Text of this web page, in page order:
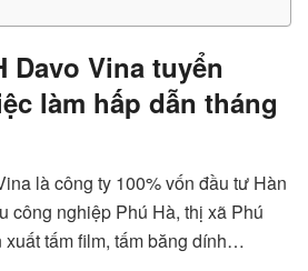
Davo Vina tuyển
làm hấp dẫn tháng
là công ty 100% vốn đầu tư Hàn
công nghiệp Phú Hà, thị xã Phú
tấm film, tấm băng dính…